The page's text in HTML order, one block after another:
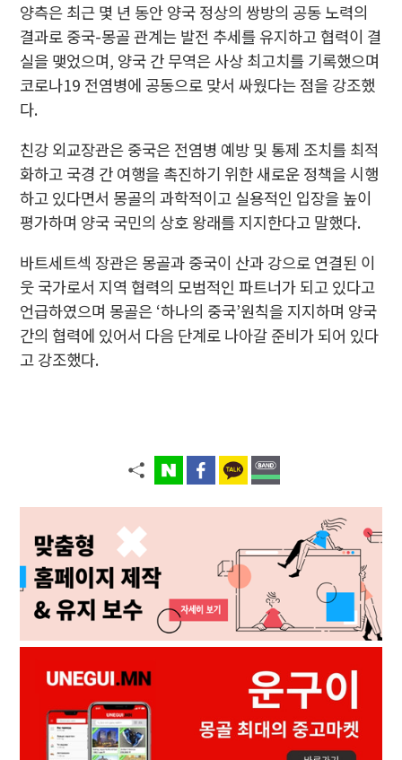
양측은 최근 몇 년 동안 양국 정상의 쌍방의 공동 노력의
결과로 중국-몽골 관계는 발전 추세를 유지하고 협력이 결
실을 맺었으며, 양국 간 무역은 사상 최고치를 기록했으며
코로나19 전염병에 공동으로 맞서 싸웠다는 점을 강조했
다.
친강 외교장관은 중국은 전염병 예방 및 통제 조치를 최적
화하고 국경 간 여행을 촉진하기 위한 새로운 정책을 시행
하고 있다면서 몽골의 과학적이고 실용적인 입장을 높이
평가하며 양국 국민의 상호 왕래를 지지한다고 말했다.
바트세트섹 장관은 몽골과 중국이 산과 강으로 연결된 이
웃 국가로서 지역 협력의 모범적인 파트너가 되고 있다고
언급하였으며 몽골은 ‘하나의 중국’원칙을 지지하며 양국
간의 협력에 있어서 다음 단계로 나아갈 준비가 되어 있다
고 강조했다.